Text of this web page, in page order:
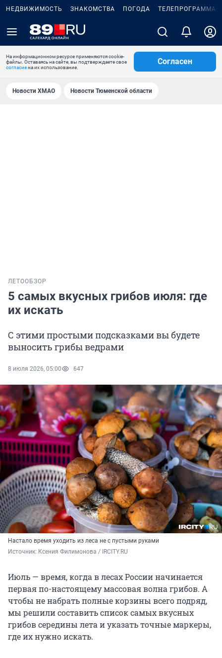
НЕДВИЖИМОСТЬ ЗНАКОМСТВА ПОГОДА ТЕЛЕПРОГРАММА
На информационном ресурсе применяются cookie-
файлы. Оставаясь на сайте, вы подтверждаете свое
согласиена их использование.
Согласен
Новости ХМАО Новости Тюменской области
ЛЕТООБЗОР
5 самых вкусных грибов июля: где
их искать
С этими простыми подсказками вы будете
выносить грибы ведрами
8 июля 2026, 05:00 647
Настало время уходить из леса не с пустыми руками
Источник: Ксения Филимонова / IRCITY.RU
Июль — время, когда в лесах России начинается
первая по-настоящему массовая волна грибов. А
чтобы не набрать полные корзины всего подряд,
мы решили составить список самых вкусных
грибов середины лета и указать точные маркеры,
где их нужно искать.